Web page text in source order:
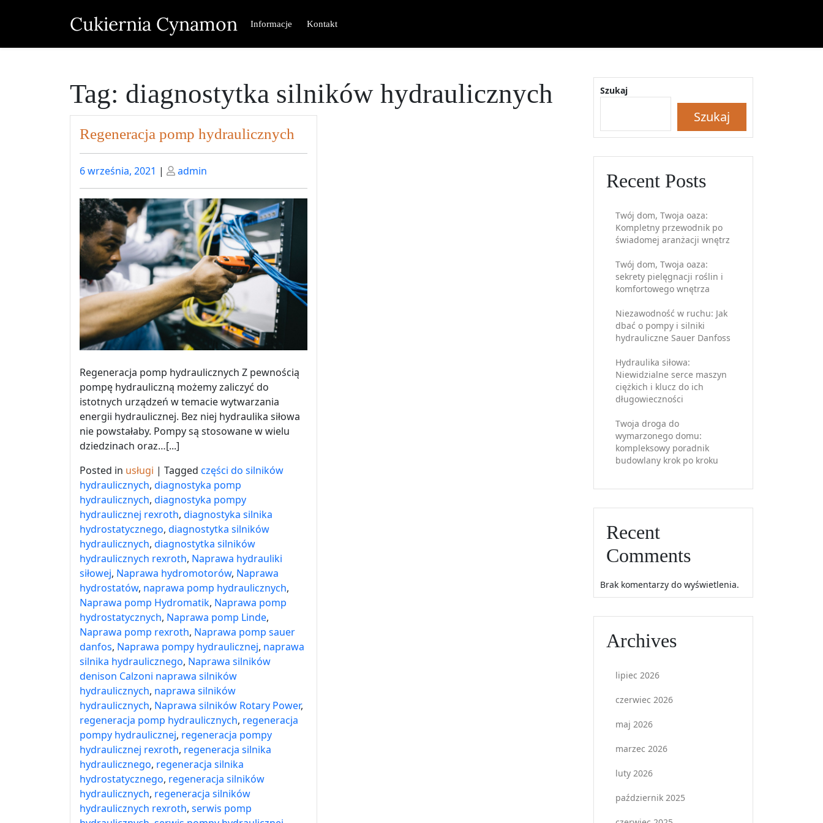
Cukiernia Cynamon Informacje Kontakt
Tag: diagnostytka silników hydraulicznych
Regeneracja pomp hydraulicznych
Posted
on
6 września, 2021 | Posted
on
admin
Regeneracja pomp hydraulicznych Z pewnością
pompę hydrauliczną możemy zaliczyć do
istotnych urządzeń w temacie wytwarzania
energii hydraulicznej. Bez niej hydraulika siłowa
nie powstałaby. Pompy są stosowane w wielu
dziedzinach oraz…[...]
Posted in usługi | Tagged części do silników
hydraulicznych, diagnostyka pomp
hydraulicznych, diagnostyka pompy
hydraulicznej rexroth, diagnostyka silnika
hydrostatycznego, diagnostytka silników
hydraulicznych, diagnostytka silników
hydraulicznych rexroth, Naprawa hydrauliki
siłowej, Naprawa hydromotorów, Naprawa
hydrostatów, naprawa pomp hydraulicznych,
Naprawa pomp Hydromatik, Naprawa pomp
hydrostatycznych, Naprawa pomp Linde,
Naprawa pomp rexroth, Naprawa pomp sauer
danfos, Naprawa pompy hydraulicznej, naprawa
silnika hydraulicznego, Naprawa silników
denison Calzoni naprawa silników
hydraulicznych, naprawa silników
hydraulicznych, Naprawa silników Rotary Power,
regeneracja pomp hydraulicznych, regeneracja
pompy hydraulicznej, regeneracja pompy
hydraulicznej rexroth, regeneracja silnika
hydraulicznego, regeneracja silnika
hydrostatycznego, regeneracja silników
hydraulicznych, regeneracja silników
hydraulicznych rexroth, serwis pomp
Szukaj
Szukaj
Recent Posts
Twój dom, Twoja oaza:
Kompletny przewodnik po
świadomej aranżacji wnętrz
Twój dom, Twoja oaza:
sekrety pielęgnacji roślin i
komfortowego wnętrza
Niezawodność w ruchu: Jak
dbać o pompy i silniki
hydrauliczne Sauer Danfoss
Hydraulika siłowa:
Niewidzialne serce maszyn
ciężkich i klucz do ich
długowieczności
Twoja droga do
wymarzonego domu:
kompleksowy poradnik
budowlany krok po kroku
Recent
Comments
Brak komentarzy do wyświetlenia.
Archives
lipiec 2026
czerwiec 2026
maj 2026
marzec 2026
luty 2026
październik 2025